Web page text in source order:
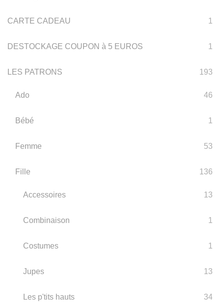
CARTE CADEAU 1
DESTOCKAGE COUPON à 5 EUROS 1
LES PATRONS 193
Ado 46
Bébé 1
Femme 53
Fille 136
Accessoires 13
Combinaison 1
Costumes 1
Jupes 13
Les p'tits hauts 34